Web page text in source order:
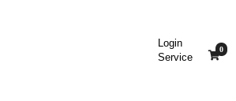
Login
Service
0